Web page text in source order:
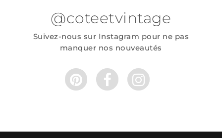
@coteetvintage
Suivez-nous sur Instagram pour ne pas
manquer nos nouveautés